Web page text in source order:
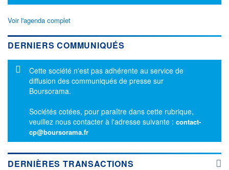
Voir l'agenda complet
DERNIERS COMMUNIQUÉS
Message d'information
Cette société n'est pas adhérente au service de
diffusion des communiqués de presse sur
Boursorama.
Sociétés cotées, pour paraître dans cette rubrique,
veuillez nous contacter à l'adresse suivante : contact-
cp@boursorama.fr
DERNIÈRES TRANSACTIONS